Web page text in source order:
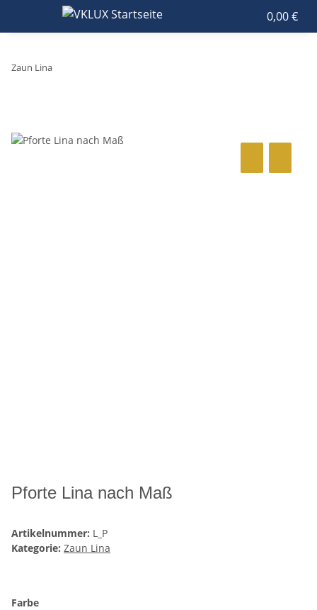
0,00 €
Zaun Lina
Pforte Lina nach Maß
Artikelnummer: L_P
Kategorie: Zaun Lina
Farbe